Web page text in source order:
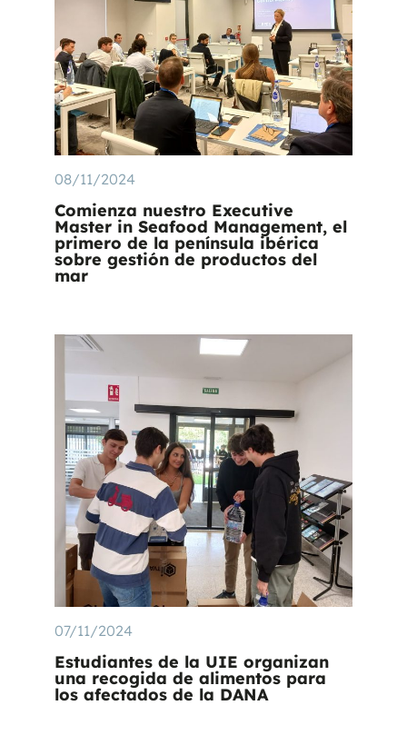
08/11/2024
Comienza nuestro Executive
Master in Seafood Management, el
primero de la península ibérica
sobre gestión de productos del
mar
07/11/2024
Estudiantes de la UIE organizan
una recogida de alimentos para
los afectados de la DANA